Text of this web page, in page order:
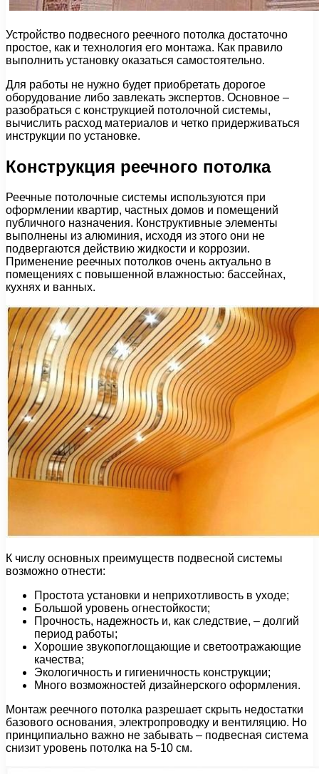
Устройство подвесного реечного потолка достаточно
простое, как и технология его монтажа. Как правило
выполнить установку оказаться самостоятельно.
Для работы не нужно будет приобретать дорогое
оборудование либо завлекать экспертов. Основное –
разобраться с конструкцией потолочной системы,
вычислить расход материалов и четко придерживаться
инструкции по установке.
Конструкция реечного потолка
Реечные потолочные системы используются при
оформлении квартир, частных домов и помещений
публичного назначения. Конструктивные элементы
выполнены из алюминия, исходя из этого они не
подвергаются действию жидкости и коррозии.
Применение реечных потолков очень актуально в
помещениях с повышенной влажностью: бассейнах,
кухнях и ванных.
К числу основных преимуществ подвесной системы
возможно отнести:
Простота установки и неприхотливость в уходе;
Большой уровень огнестойкости;
Прочность, надежность и, как следствие, – долгий
период работы;
Хорошие звукопоглощающие и светоотражающие
качества;
Экологичность и гигиеничность конструкции;
Много возможностей дизайнерского оформления.
Монтаж реечного потолка разрешает скрыть недостатки
базового основания, электропроводку и вентиляцию. Но
принципиально важно не забывать – подвесная система
снизит уровень потолка на 5-10 см.